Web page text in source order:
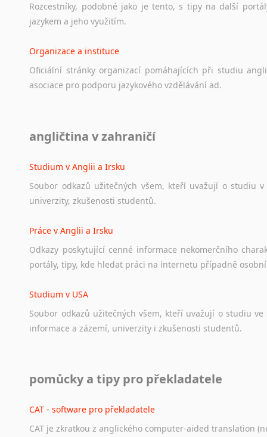
Rozcestníky, podobné jako je tento, s tipy na další
jazykem a jeho využitím.
Organizace a instituce
Oficiální stránky organizací pomáhajících při studiu
asociace pro podporu jazykového vzdělávání ad.
Ať už se jedná o česká diskusní
angličtina v zahraničí
Studium v Anglii a Irsku
Soubor odkazů užitečných všem, kteří uvažují o studiu v
univerzity, zkušenosti studentů.
Práce v Anglii a Irsku
Odkazy poskytující cenné informace nekomerčního
portály, tipy, kde hledat práci na internetu případně osobní
Studium v USA
Soubor odkazů užitečných všem, kteří uvažují o studiu ve
informace a zázemí, univerzity i zkušenosti studentů.
Odkazy poskytující cenné informace nekomerčního
Studium v Austrálii
pomůcky a tipy pro překladatele
CAT - software pro překladatele
CAT je zkratkou z anglického computer-aided translation